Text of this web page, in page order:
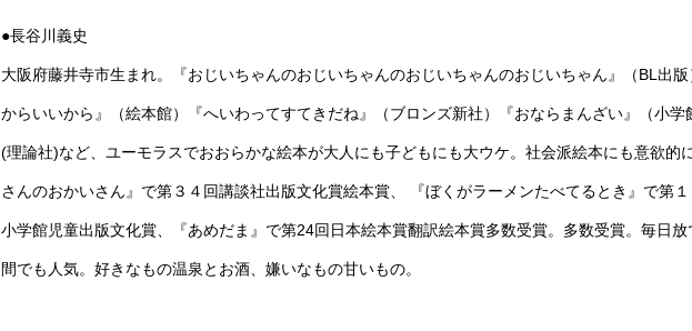
●長谷川義史
大阪府藤井寺市生まれ。『おじいちゃんのおじいちゃんのおじいちゃんのおじいちゃん』（BL出
からいいから』（絵本館）『へいわってすてきだね』（ブロンズ新社）『おならまんざい』（小
(理論社)など、ユーモラスでおおらかな絵本が大人にも子どもにも大ウケ。社会派絵本にも意欲的
さんのおかいさん』で第３４回講談社出版文化賞絵本賞、 『ぼくがラーメンたべてるとき』で第
小学館児童出版文化賞、『あめだま』で第24回日本絵本賞翻訳絵本賞多数受賞。多数受賞。毎日
間でも人気。好きなもの温泉とお酒、嫌いなもの甘いもの。